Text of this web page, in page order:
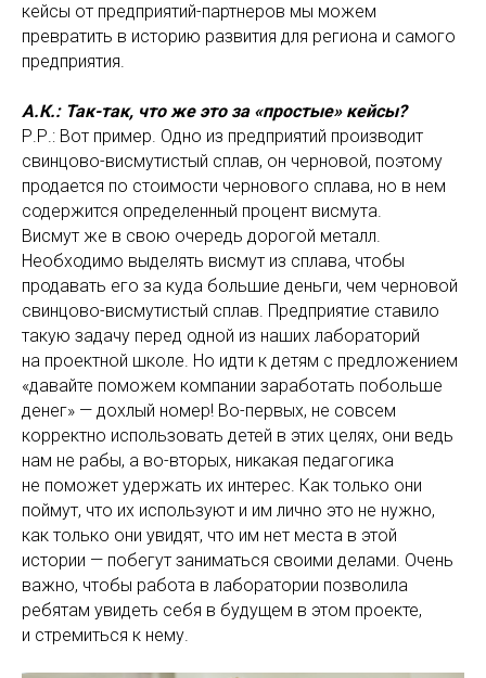
кейсы от предприятий-партнеров мы можем
превратить в историю развития для региона и самого
предприятия.
А.К.: Так-так, что же это за «простые» кейсы?
Р.Р.: Вот пример. Одно из предприятий производит
свинцово-висмутистый сплав, он черновой, поэтому
продается по стоимости чернового сплава, но в нем
содержится определенный процент висмута.
Висмут же в свою очередь дорогой металл.
Необходимо выделять висмут из сплава, чтобы
продавать его за куда большие деньги, чем черновой
свинцово-висмутистый сплав. Предприятие ставило
такую задачу перед одной из наших лабораторий
на проектной школе. Но идти к детям с предложением
«давайте поможем компании заработать побольше
денег» — дохлый номер! Во-первых, не совсем
корректно использовать детей в этих целях, они ведь
нам не рабы, а во-вторых, никакая педагогика
не поможет удержать их интерес. Как только они
поймут, что их используют и им лично это не нужно,
как только они увидят, что им нет места в этой
истории — побегут заниматься своими делами. Очень
важно, чтобы работа в лаборатории позволила
ребятам увидеть себя в будущем в этом проекте,
и стремиться к нему.